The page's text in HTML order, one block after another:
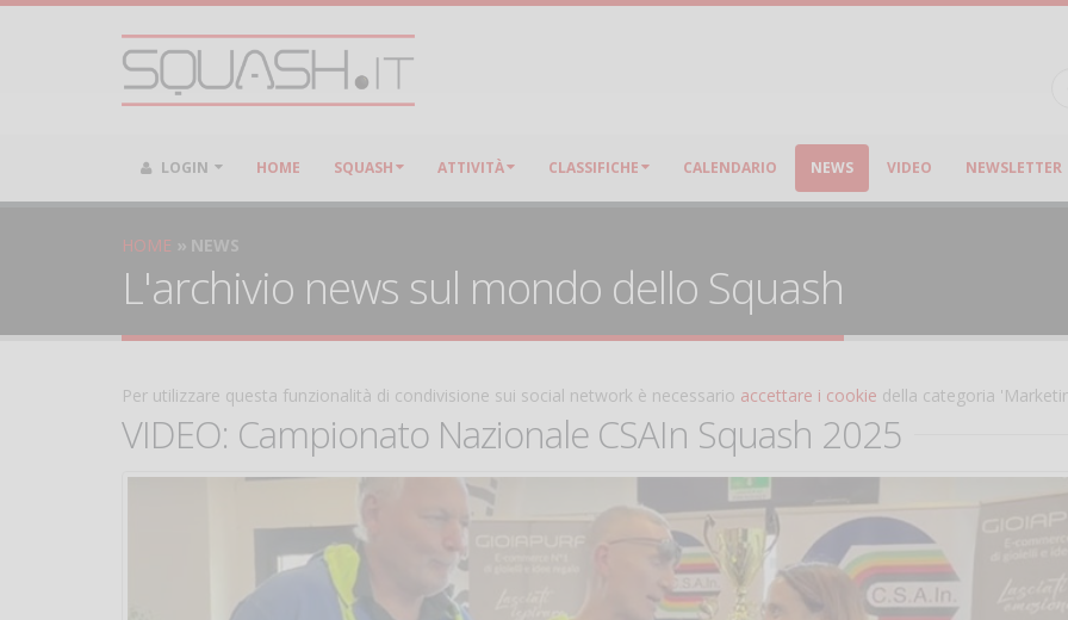
LOGIN HOME SQUASH ATTIVITÀ CLASSIFICHE CALENDARIO NEWS VIDEO NEWSLETTER
HOME NEWS
L'archivio news sul mondo dello Squash
Per utilizzare questa funzionalità di condivisione sui social network è necessario accettare i cookie della categoria
VIDEO: Campionato Nazionale CSAIn Squash 2025